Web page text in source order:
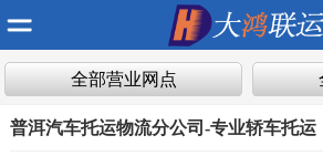
全部营业网点
普洱汽车托运物流分公司-专业轿车托运